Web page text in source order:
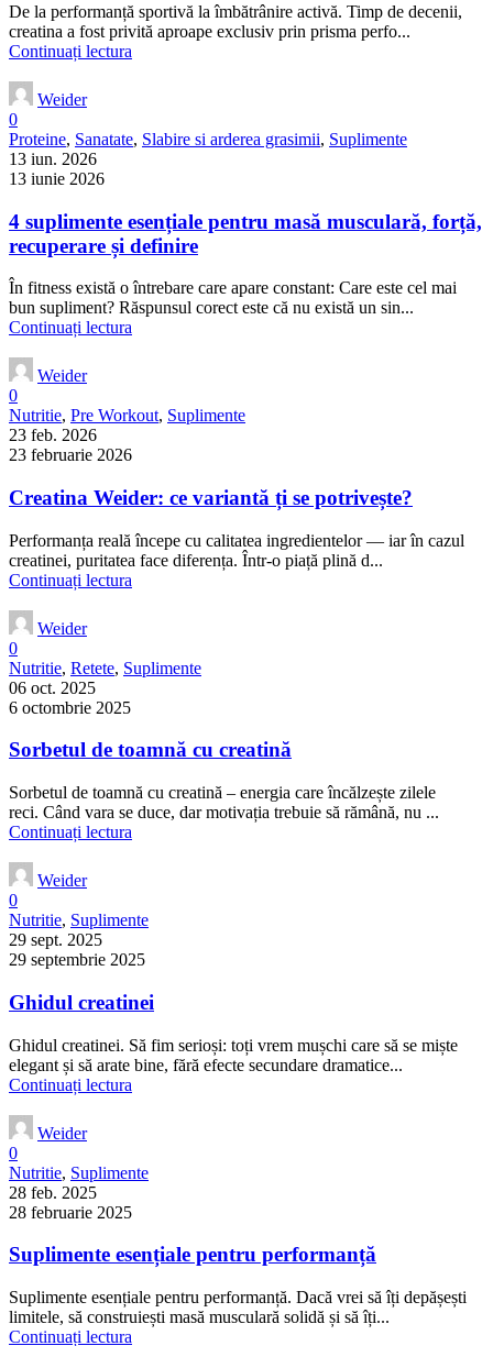
De la performanță sportivă la îmbătrânire activă. Timp de decenii,
creatina a fost privită aproape exclusiv prin prisma perfo...
Continuați lectura
Weider
0
Proteine, Sanatate, Slabire si arderea grasimii, Suplimente
13 iun. 2026
13 iunie 2026
4 suplimente esențiale pentru masă musculară, forță,
recuperare și definire
În fitness există o întrebare care apare constant: Care este cel mai
bun supliment? Răspunsul corect este că nu există un sin...
Continuați lectura
Weider
0
Nutritie, Pre Workout, Suplimente
23 feb. 2026
23 februarie 2026
Creatina Weider: ce variantă ți se potrivește?
Performanța reală începe cu calitatea ingredientelor — iar în cazul
creatinei, puritatea face diferența. Într-o piață plină d...
Continuați lectura
Weider
0
Nutritie, Retete, Suplimente
06 oct. 2025
6 octombrie 2025
Sorbetul de toamnă cu creatină
Sorbetul de toamnă cu creatină – energia care încălzește zilele
reci. Când vara se duce, dar motivația trebuie să rămână, nu ...
Continuați lectura
Weider
0
Nutritie, Suplimente
29 sept. 2025
29 septembrie 2025
Ghidul creatinei
Ghidul creatinei. Să fim serioși: toți vrem mușchi care să se miște
elegant și să arate bine, fără efecte secundare dramatice...
Continuați lectura
Weider
0
Nutritie, Suplimente
28 feb. 2025
28 februarie 2025
Suplimente esențiale pentru performanță
Suplimente esențiale pentru performanță. Dacă vrei să îți depășești
limitele, să construiești masă musculară solidă și să îți...
Continuați lectura